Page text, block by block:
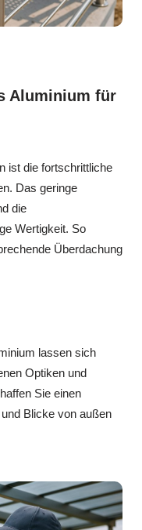
Aluminium für
ist die fortschrittliche
Das geringe
die
Wertigkeit. So
Überdachung
lassen sich
Optiken und
Sie einen
Blicke von außen